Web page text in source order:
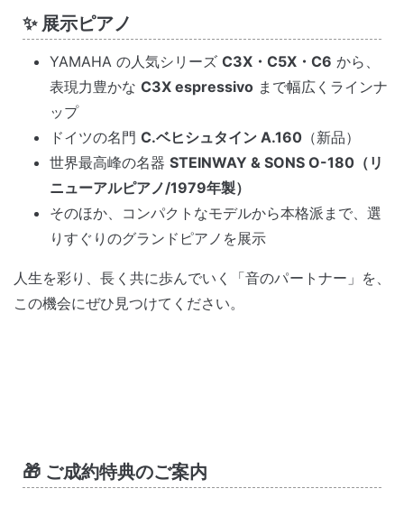
✨ 展示ピアノ
YAMAHA の人気シリーズ C3X・C5X・C6 から、
表現力豊かな C3X espressivo まで幅広くラインナ
ップ
ドイツの名門 C.ベヒシュタイン A.160 （新品）
世界最高峰の名器 STEINWAY & SONS O-180（リ
ニューアルピアノ/1979年製）
そのほか、コンパクトなモデルから本格派まで、選
りすぐりのグランドピアノを展示
人生を彩り、長く共に歩んでいく「音のパートナー」を、
この機会にぜひ見つけてください。
🎁 ご成約特典のご案内